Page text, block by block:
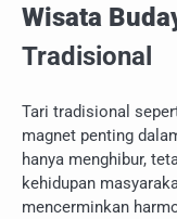
Wisata
Tradisional
Tari tradisional
magnet penting
hanya menghibur,
kehidupan
mencerminkan